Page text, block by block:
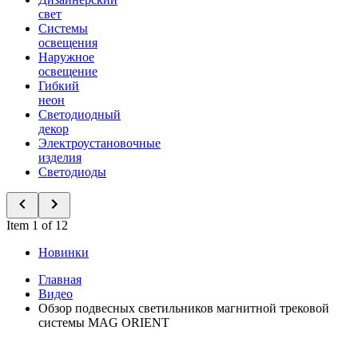
свет
Системы
освещения
Наружное
освещение
Гибкий
неон
Светодиодный
декор
Электроустановочные
изделия
Светодиоды
Item 1 of 12
Новинки
Главная
Видео
Обзор подвесных светильников магнитной трековой
системы MAG ORIENT